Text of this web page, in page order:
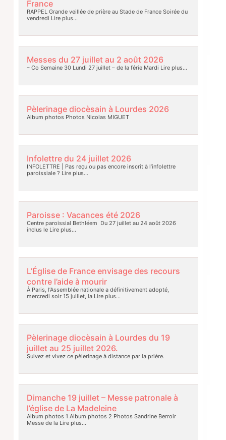
France
RAPPEL Grande veillée de prière au Stade de France Soirée du
vendredi Lire plus…
Messes du 27 juillet au 2 août 2026
– Co Semaine 30 Lundi 27 juillet – de la férie Mardi Lire plus…
Pèlerinage diocèsain à Lourdes 2026
Album photos Photos Nicolas MIGUET
Infolettre du 24 juillet 2026
INFOLETTRE | Pas reçu ou pas encore inscrit à l’infolettre
paroissiale ? Lire plus…
Paroisse : Vacances été 2026
Centre paroissial Bethléem Du 27 juillet au 24 août 2026
inclus leLire plus…
L’Église de France envisage des recours
contre l’aide à mourir
À Paris, l’Assemblée nationale a définitivement adopté,
mercredi soir 15 juillet, laLire plus…
Pèlerinage diocèsain à Lourdes du 19
juillet au 25 juillet 2026.
Suivez et vivez ce pèlerinage à distance par la prière.
Dimanche 19 juillet – Messe patronale à
l’église de La Madeleine
Album photos 1 Album photos 2 Photos Sandrine Berroir
Messe de laLire plus…